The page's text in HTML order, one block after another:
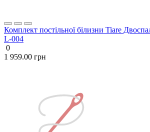
Комплект постільної білизни Tiare
L-004
0
1 959.00 грн